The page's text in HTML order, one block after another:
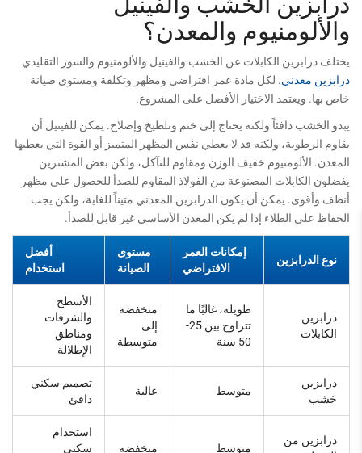
والألومنيوم والمعدن؟
يختلف درابزين الكابلات عن الخشب والفينيل والألومنيوم والسور التقليدي
درابزين معدني. لكل مادة عمر افتراضي ومظهر وتكلفة ومستوى صيانة
خاص بها. ويعتمد الاختيار الأفضل على المشروع.
يبدو الخشب دافئاً ولكنه يحتاج إلى ختم وتلطيخ وإصلاح. يمكن للفينيل أن
يقاوم الرطوبة، ولكنه قد لا يعطي نفس المظهر المتميز أو القوة التي يعطيها
المعدن. الألومنيوم خفيف الوزن ومقاوم للتآكل، ولكن بعض المشترين
يفضلون الكابلات المصنوعة من الفولاذ المقاوم للصدأ للحصول على مظهر
أنظف وأقوى. يمكن أن يكون الدرابزين المعدني متيناً للغاية، ولكن يجب
الحفاظ على الطلاء إذا لم يكن المعدن الأساسي غير قابل للصدأ.
نوع الدرابزين
إمكانات العمر
الافتراضي
مستوى
الصيانة
أفضل
استخدام
درابزين
الكابلات
طويلة، غالبًا ما
تتراوح بين 25-
50 سنة
منخفضة
إلى
متوسطة
الأسطح
والشرفات
ومناطق
الإطلالة
درابزين
خشب
متوسط عالية
تصميم سكني
دافئ
درابزين من
متوسط منخفضة
استخدام
سكني